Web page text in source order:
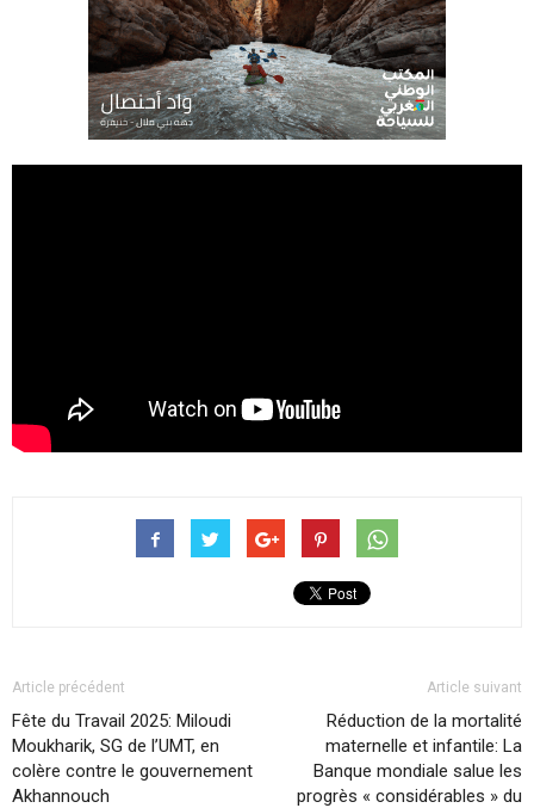
Article précédent
Fête du Travail 2025: Miloudi
Moukharik, SG de l’UMT, en
colère contre le gouvernement
Akhannouch
Article suivant
Réduction de la mortalité
maternelle et infantile: La
Banque mondiale salue les
progrès « considérables » du